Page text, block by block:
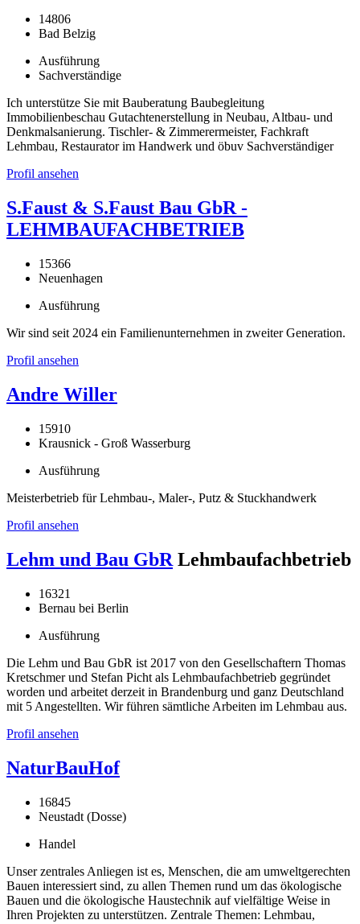
14806
Bad Belzig
Ausführung
Sachverständige
Ich unterstütze Sie mit Bauberatung Baubegleitung
Immobilienbeschau Gutachtenerstellung in Neubau, Altbau- und
Denkmalsanierung. Tischler- & Zimmerermeister, Fachkraft
Lehmbau, Restaurator im Handwerk und öbuv Sachverständiger
Profil ansehen
S.Faust & S.Faust Bau GbR -
LEHMBAUFACHBETRIEB
15366
Neuenhagen
Ausführung
Wir sind seit 2024 ein Familienunternehmen in zweiter Generation.
Profil ansehen
Andre Willer
15910
Krausnick - Groß Wasserburg
Ausführung
Meisterbetrieb für Lehmbau-, Maler-, Putz & Stuckhandwerk
Profil ansehen
Lehm und Bau GbR Lehmbaufachbetrieb
16321
Bernau bei Berlin
Ausführung
Die Lehm und Bau GbR ist 2017 von den Gesellschaftern Thomas
Kretschmer und Stefan Picht als Lehmbaufachbetrieb gegründet
worden und arbeitet derzeit in Brandenburg und ganz Deutschland
mit 5 Angestellten. Wir führen sämtliche Arbeiten im Lehmbau aus.
Profil ansehen
NaturBauHof
16845
Neustadt (Dosse)
Handel
Unser zentrales Anliegen ist es, Menschen, die am umweltgerechten
Bauen interessiert sind, zu allen Themen rund um das ökologische
Bauen und die ökologische Haustechnik auf vielfältige Weise in
Ihren Projekten zu unterstützen. Zentrale Themen: Lehmbau,